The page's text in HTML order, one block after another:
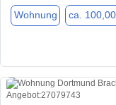
Wohnung ca.